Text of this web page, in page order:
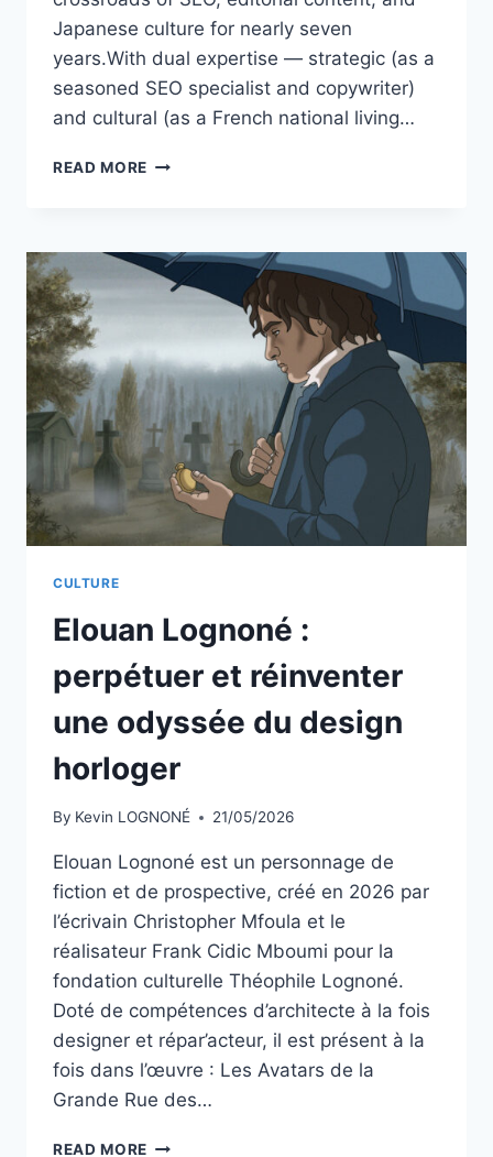
Japanese culture for nearly seven
years.With dual expertise — strategic (as a
seasoned SEO specialist and copywriter)
and cultural (as a French national living…
READ MORE JAPAN
MEMBERS:
ISABELLE
VANSTEENKISTE
CULTURE
Elouan Lognoné :
perpétuer et réinventer
une odyssée du design
horloger
By Kevin LOGNONÉ 21/05/2026
Elouan Lognoné est un personnage de
fiction et de prospective, créé en 2026 par
l’écrivain Christopher Mfoula et le
réalisateur Frank Cidic Mboumi pour la
fondation culturelle Théophile Lognoné.
Doté de compétences d’architecte à la fois
designer et répar’acteur, il est présent à la
fois dans l’œuvre : Les Avatars de la
Grande Rue des…
READ MORE ELOUAN